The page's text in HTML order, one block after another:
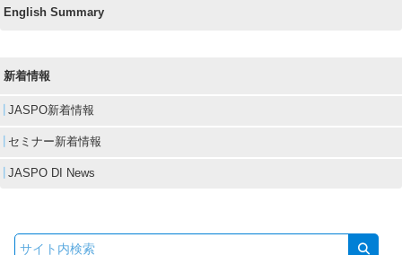
English Summary
新着情報
JASPO新着情報
セミナー新着情報
JASPO DI News